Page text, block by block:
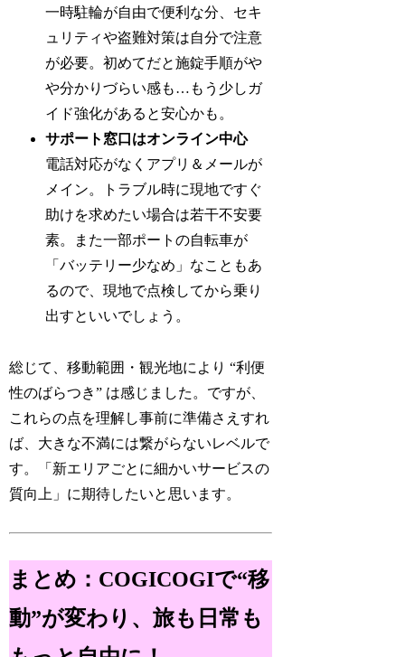
一時駐輪が自由で便利な分、セキ
ュリティや盗難対策は自分で注意
が必要。初めてだと施錠手順がや
や分かりづらい感も…もう少しガ
イド強化があると安心かも。
サポート窓口はオンライン中心
電話対応がなくアプリ＆メールが
メイン。トラブル時に現地ですぐ
助けを求めたい場合は若干不安要
素。また一部ポートの自転車が
「バッテリー少なめ」なこともあ
るので、現地で点検してから乗り
出すといいでしょう。
総じて、移動範囲・観光地により “利便
性のばらつき” は感じました。ですが、
これらの点を理解し事前に準備さえすれ
ば、大きな不満には繋がらないレベルで
す。「新エリアごとに細かいサービスの
質向上」に期待したいと思います。
まとめ：COGICOGIで“移
動”が変わり、旅も日常も